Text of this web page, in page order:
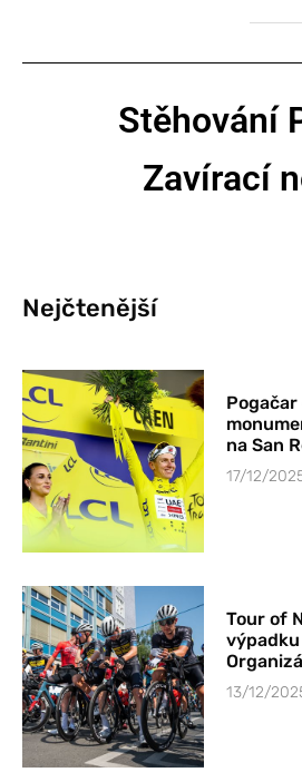
Stěhování
Zavírací
Nejčtenější
na San
17/12/
Tour of
13/12/